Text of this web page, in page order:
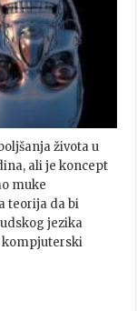
života u
ali je koncept
muke
teorija da bi
jezika
kompjuterski